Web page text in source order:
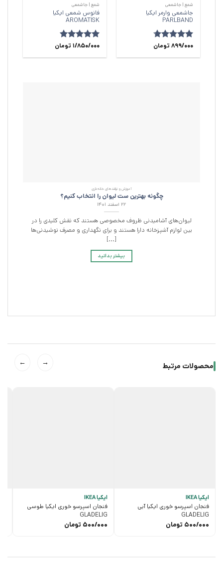
شمع | جاشمعی
جاشمعی وارمر ایکیا
PARLBAND
امتیاز 4.67 899/000 تومان
شمع | جاشمعی
فانوس شمعی ایکیا
AROMATISK
امتیاز5از1/850/000 تومان
آموزش و ترفند‌های خانه‌داری
چگونه بهترین ست لیوان را انتخاب کنیم؟
۲۲ اسفند ۱۴۰۱
لیوان‌های آشامیدنی ظروف مخصوصی هستند که نقش کلیدی را در
بین لوازم آشپزخانه دارا هستند و برای نگهداری و مصرف نوشیدنی‌ها
[...]
بیشتر بدانید
محصولات مرتبط →
←
ایکیا IKEA
فنجان اسپرسو خوری ایکیا آبی
GLADELIG
500/000 تومان
ایکیا IKEA
فنجان اسپرسو خوری ایکیا طوسی
GLADELIG
500/000 تومان